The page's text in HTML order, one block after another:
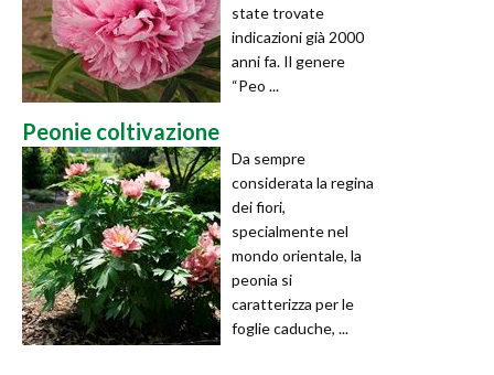
state trovate
indicazioni già 2000
anni fa. Il genere
“Peo ...
Peonie coltivazione
Da sempre
considerata la regina
dei fiori,
specialmente nel
mondo orientale, la
peonia si
caratterizza per le
foglie caduche, ...